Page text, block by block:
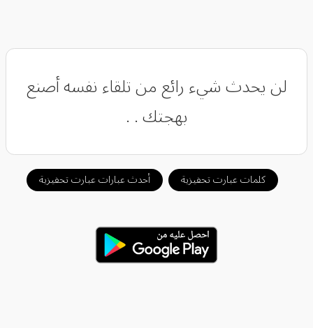
لن يحدث شيء رائع من تلقاء نفسه ‏أصنع
بهجتك . .
كلمات عبارت تحفيزية أحدث عبارات عبارت تحفيزية